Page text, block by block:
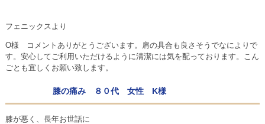
フェニックスより
O様 コメントありがとうございます。肩の具合も良さそうでなによりで
す。安心してご利用いただけるように清潔には気を配っております。こん
ごとも宜しくお願い致します。
膝の痛み ８０代 女性 K様
膝が悪く、長年お世話に